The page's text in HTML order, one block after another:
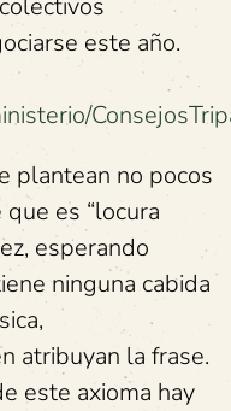
este año.
plantean no pocos
es “locura
esperando
ninguna cabida
atribuyan la frase.
este axioma hay